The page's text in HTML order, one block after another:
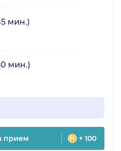
мин.)
мин.)
прием + 100